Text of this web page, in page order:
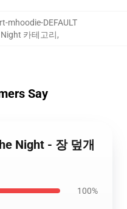
mhoodie-DEFAULT
카테고리,
Say
Night - 장 덮개
100%